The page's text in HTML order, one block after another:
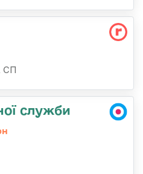
СП
служби